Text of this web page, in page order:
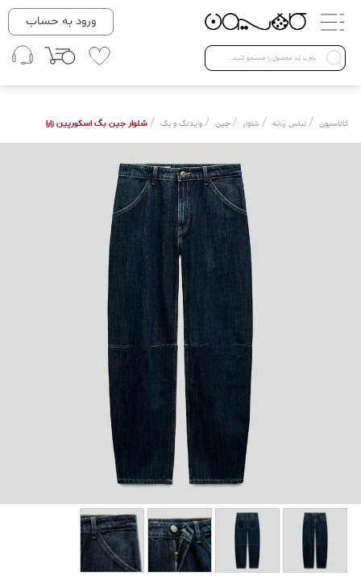
دسته بندی ها
Open submenu ( لباس زنانه )
لباس زنانه
لباس مردانه
ورود به حساب
کالاسیون / لباس زنانه / شلوار / جین / وایدلگ و بگ / شلوار جین بگ اسکورپین زارا